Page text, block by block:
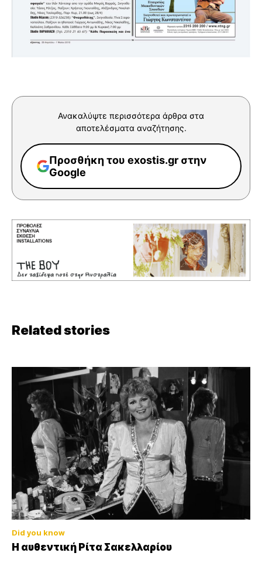
Ανακαλύψτε περισσότερα άρθρα στα
αποτελέσματα αναζήτησης.
Προσθήκη του exostis.gr στην
Google
Related stories
Did you know
Η αυθεντική Ρίτα Σακελλαρίου